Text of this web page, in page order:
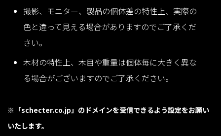
撮影、モニター、製品の個体差の特性上、実際の
色と違って見える場合がありますのでご了承くだ
さい。
木材の特性上、木目や重量は個体毎に大きく異な
る場合がございますのでご了承ください。
※「schecter.co.jp」のドメインを受信できるよう設定をお願い
いたします。